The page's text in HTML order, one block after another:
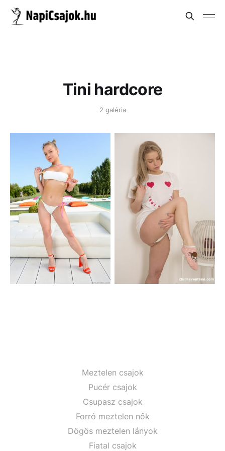
Tini hardcore
2 galéria
Meztelen csajok
Pucér csajok
Csupasz csajok
Forró meztelen nők
Dögös meztelen lányok
Fiatal csajok